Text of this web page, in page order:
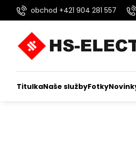
obchod +421 904 281 557
TitulkaNaše službyFotky